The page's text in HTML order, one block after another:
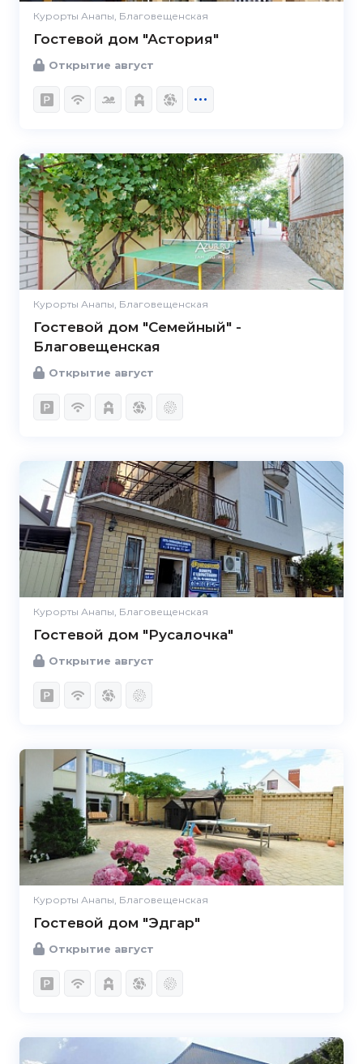
Курорты Анапы, Благовещенская
Гостевой дом "Астория"
Открытие август
Курорты Анапы, Благовещенская
Гостевой дом "Семейный" -
Благовещенская
Открытие август
Курорты Анапы, Благовещенская
Гостевой дом "Русалочка"
Открытие август
Курорты Анапы, Благовещенская
Гостевой дом "Эдгар"
Открытие август